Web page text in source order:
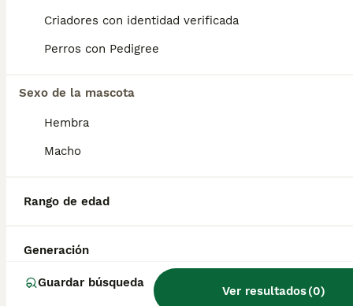
Criadores con identidad verificada
Perros con Pedigree
Sexo de la mascota
Hembra
Macho
Rango de edad
Generación
Guardar búsqueda
Ver resultados(0)
¿Cuánto cuesta un cachorro
El coste medio de un cachorro de Pomsky
aunque los precios pueden variar según
criador y la ubicación.
¿Es difícil entrenar a un